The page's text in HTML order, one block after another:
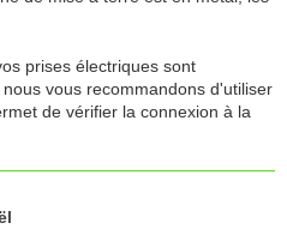
prises électriques sont
vous recommandons d'utiliser
de vérifier la connexion à la